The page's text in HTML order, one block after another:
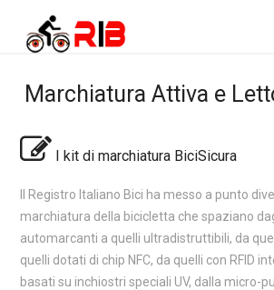
Marchiatura Attiva e
I kit di marchiatura BiciSicura
Il Registro Italiano Bici ha messo a punto
marchiatura della bicicletta che spaziano
automarcanti a quelli ultradistruttibili, da
quelli dotati di chip NFC, da quelli con RFID
basati su inchiostri speciali UV, dalla micro-